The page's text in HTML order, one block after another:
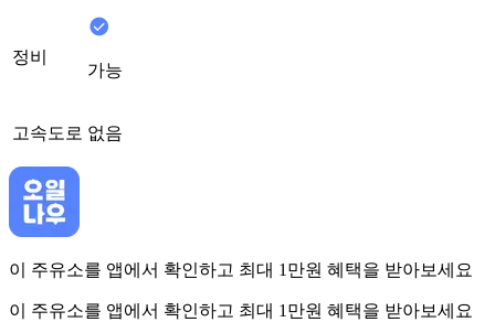
정비
가능
고속도로 없음
이 주유소를 앱에서 확인하고 최대 1만원 혜택을 받아보세요
이 주유소를 앱에서 확인하고 최대 1만원 혜택을 받아보세요